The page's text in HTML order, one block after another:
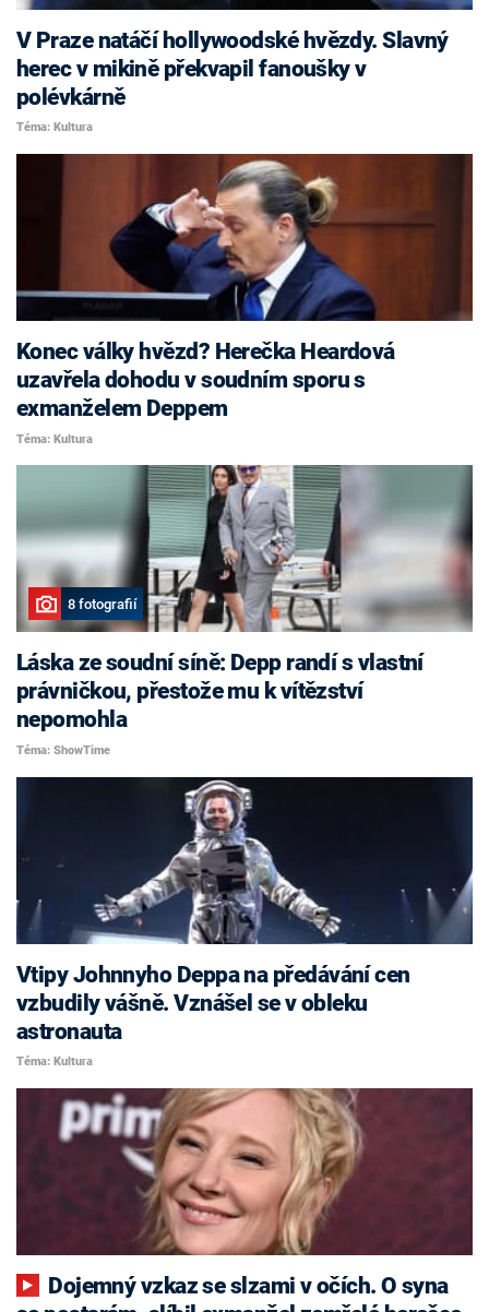
V Praze natáčí hollywoodské hvězdy. Slavný
herec v mikině překvapil fanoušky v
polévkárně
Téma: Kultura
Konec války hvězd? Herečka Heardová
uzavřela dohodu v soudním sporu s
exmanželem Deppem
Téma: Kultura
8 fotografií
Láska ze soudní síně: Depp randí s vlastní
právničkou, přestože mu k vítězství
nepomohla
Téma: ShowTime
Vtipy Johnnyho Deppa na předávání cen
vzbudily vášně. Vznášel se v obleku
astronauta
Téma: Kultura